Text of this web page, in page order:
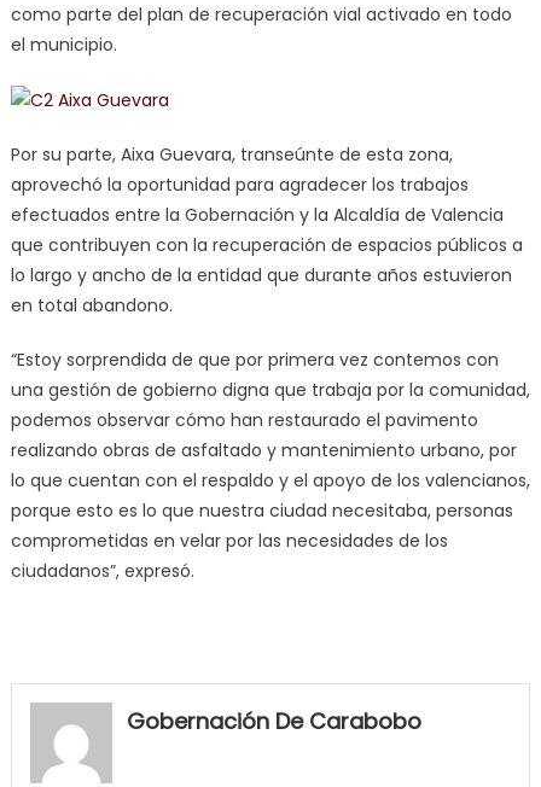
como parte del plan de recuperación vial activado en todo
el municipio.
Por su parte, Aixa Guevara, transeúnte de esta zona,
aprovechó la oportunidad para agradecer los trabajos
efectuados entre la Gobernación y la Alcaldía de Valencia
que contribuyen con la recuperación de espacios públicos a
lo largo y ancho de la entidad que durante años estuvieron
en total abandono.
“Estoy sorprendida de que por primera vez contemos con
una gestión de gobierno digna que trabaja por la comunidad,
podemos observar cómo han restaurado el pavimento
realizando obras de asfaltado y mantenimiento urbano, por
lo que cuentan con el respaldo y el apoyo de los valencianos,
porque esto es lo que nuestra ciudad necesitaba, personas
comprometidas en velar por las necesidades de los
ciudadanos”, expresó.
my
neighbor
Gobernación De Carabobo